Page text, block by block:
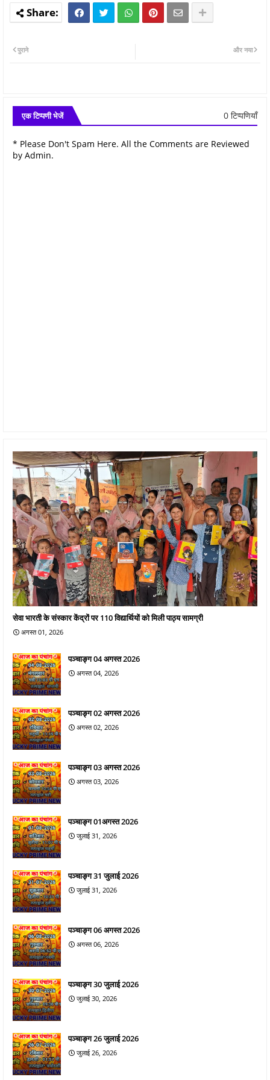
और नया
पुराने
एक टिप्पणी भेजें 0 टिप्पणियाँ
* Please Don't Spam Here. All the Comments are Reviewed
by Admin.
सेवा भारती के संस्कार केंद्रों पर 110 विद्यार्थियों को मिली पाठ्य सामग्री
अगस्त 01, 2026
पञ्चाङ्ग 04 अगस्त 2026
अगस्त 04, 2026
पञ्चाङ्ग 02 अगस्त 2026
अगस्त 02, 2026
पञ्चाङ्ग 03 अगस्त 2026
अगस्त 03, 2026
पञ्चाङ्ग 01अगस्त 2026
जुलाई 31, 2026
पञ्चाङ्ग 31 जुलाई 2026
जुलाई 31, 2026
पञ्चाङ्ग 06 अगस्त 2026
अगस्त 06, 2026
पञ्चाङ्ग 30 जुलाई 2026
जुलाई 30, 2026
पञ्चाङ्ग 26 जुलाई 2026
जुलाई 26, 2026